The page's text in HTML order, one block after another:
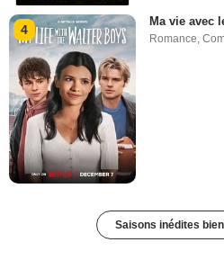
4
Ma vie avec
Romance ,
Saisons inédites